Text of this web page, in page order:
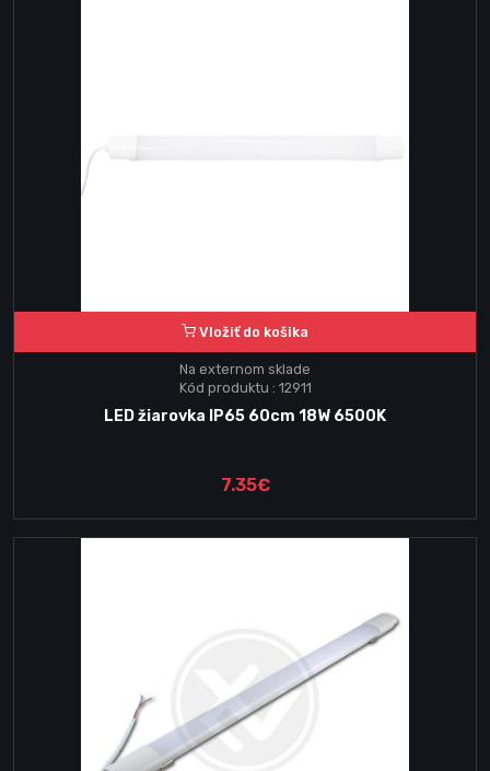
Vložiť do košika
Na externom sklade
Kód produktu : 12911
LED žiarovka IP65 60cm 18W 6500K
7.35€